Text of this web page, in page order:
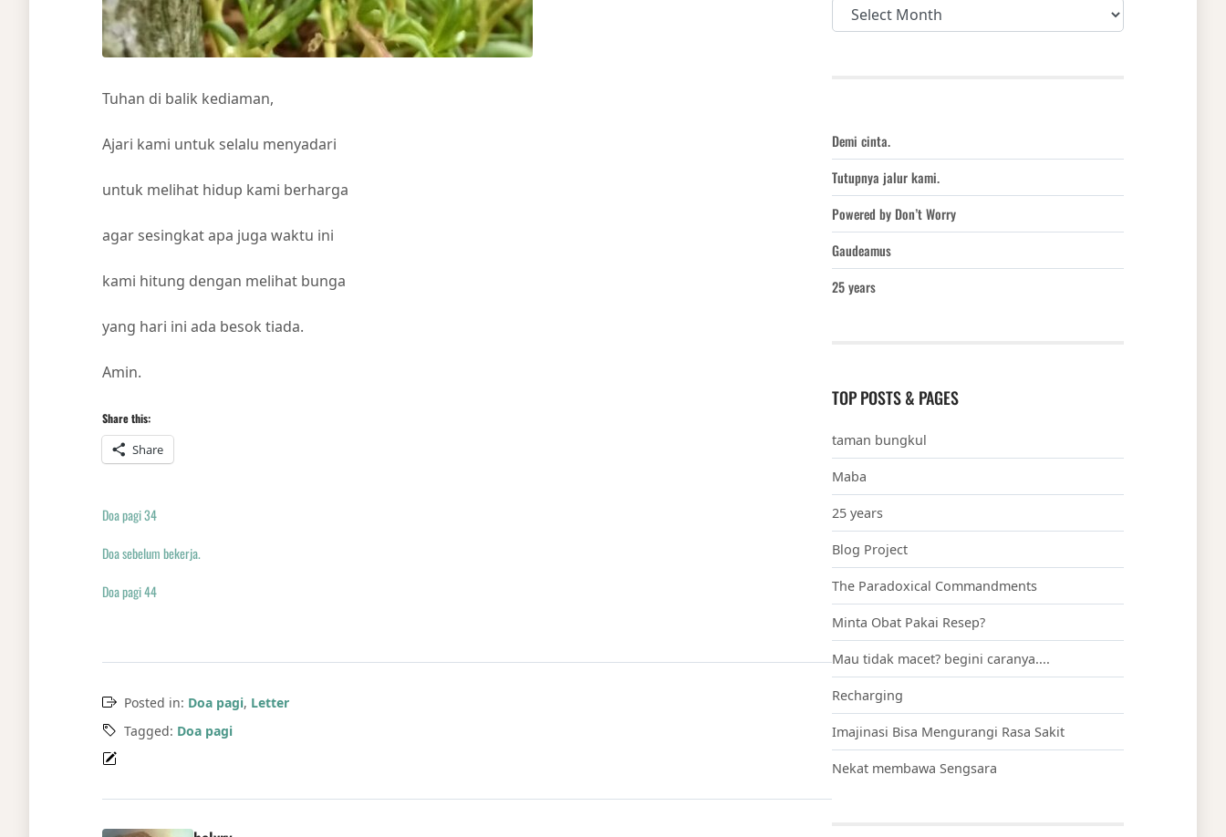
Tuhan di balik kediaman,
Ajari kami untuk selalu menyadari
untuk melihat hidup kami berharga
agar sesingkat apa juga waktu ini
kami hitung dengan melihat bunga
yang hari ini ada besok tiada.
Amin.
Share this:
Share
Doa pagi 34
Doa sebelum bekerja.
Doa pagi 44
Posted in: Doa pagi, Letter
Tagged: Doa pagi
Demi cinta.
Tutupnya jalur kami.
Powered by Don’t Worry
Gaudeamus
25 years
TOP POSTS & PAGES
taman bungkul
Maba
25 years
Blog Project
The Paradoxical Commandments
Minta Obat Pakai Resep?
Mau tidak macet? begini caranya....
Recharging
Imajinasi Bisa Mengurangi Rasa Sakit
Nekat membawa Sengsara